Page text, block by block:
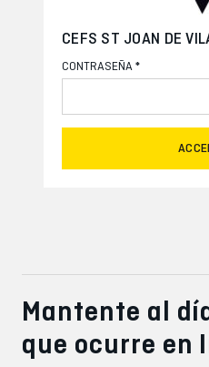
CEFS ST JOAN DE
CONTRASEÑA *
Mantente al
que ocurre en